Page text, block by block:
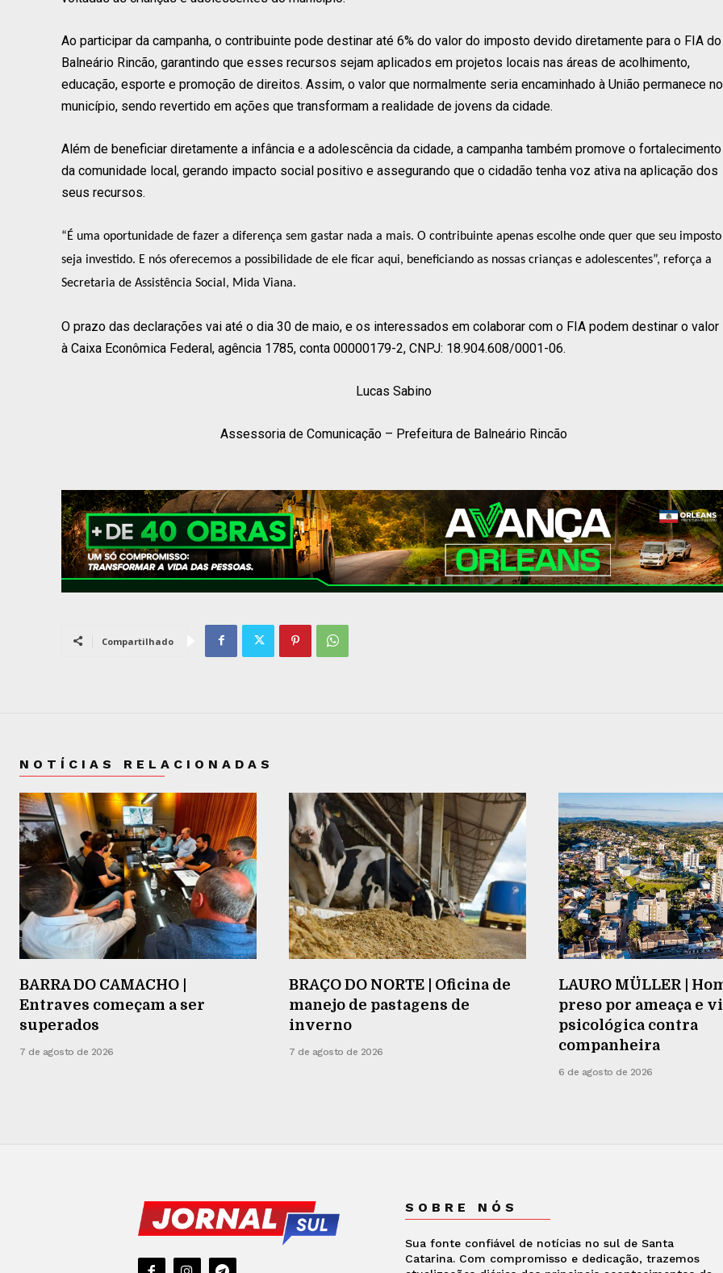
Ao participar da campanha, o contribuinte pode destinar até 6% do valor do imposto devido diretamente para o FIA do
Balneário Rincão, garantindo que esses recursos sejam aplicados em projetos locais nas áreas de acolhimento,
educação, esporte e promoção de direitos. Assim, o valor que normalmente seria encaminhado à União permanece no
município, sendo revertido em ações que transformam a realidade de jovens da cidade.
Além de beneficiar diretamente a infância e a adolescência da cidade, a campanha também promove o fortalecimento
da comunidade local, gerando impacto social positivo e assegurando que o cidadão tenha voz ativa na aplicação dos
seus recursos.
“É uma oportunidade de fazer a diferença sem gastar nada a mais. O contribuinte apenas escolhe onde quer que seu imposto
seja investido. E nós oferecemos a possibilidade de ele ficar aqui, beneficiando as nossas crianças e adolescentes”, reforça a
Secretaria de Assistência Social, Mida Viana.
O prazo das declarações vai até o dia 30 de maio, e os interessados em colaborar com o FIA podem destinar o valor
à Caixa Econômica Federal, agência 1785, conta 00000179-2, CNPJ: 18.904.608/0001-06.
Lucas Sabino
Assessoria de Comunicação – Prefeitura de Balneário Rincão
Compartilhado
NOTÍCIAS RELACIONADAS
BARRA DO CAMACHO |
Entraves começam a ser
superados
7 de agosto de 2026
BRAÇO DO NORTE | Oficina de
manejo de pastagens de
inverno
7 de agosto de 2026
LAURO MÜLLER |
preso por ameaça e
psicológica contra
companheira
6 de agosto de 2026
SOBRE NÓS
Sua fonte confiável de notícias no sul de Santa
Catarina. Com compromisso e dedicação, trazemos